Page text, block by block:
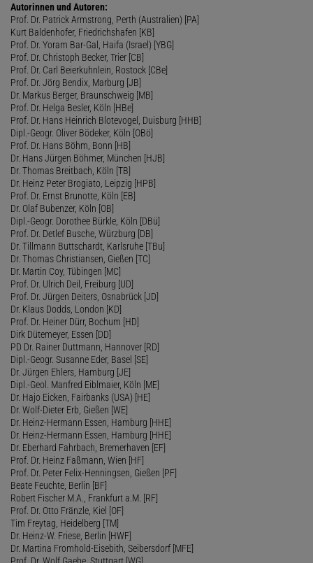
Autorinnen und Autoren:
Prof. Dr. Patrick Armstrong, Perth (Australien) [PA]
Kurt Baldenhofer, Friedrichshafen [KB]
Prof. Dr. Yoram Bar-Gal, Haifa (Israel) [YBG]
Prof. Dr. Christoph Becker, Trier [CB]
Prof. Dr. Carl Beierkuhnlein, Rostock [CBe]
Prof. Dr. Jörg Bendix, Marburg [JB]
Dr. Markus Berger, Braunschweig [MB]
Prof. Dr. Helga Besler, Köln [HBe]
Prof. Dr. Hans Heinrich Blotevogel, Duisburg [HHB]
Dipl.-Geogr. Oliver Bödeker, Köln [OBö]
Prof. Dr. Hans Böhm, Bonn [HB]
Dr. Hans Jürgen Böhmer, München [HJB]
Dr. Thomas Breitbach, Köln [TB]
Dr. Heinz Peter Brogiato, Leipzig [HPB]
Prof. Dr. Ernst Brunotte, Köln [EB]
Dr. Olaf Bubenzer, Köln [OB]
Dipl.-Geogr. Dorothee Bürkle, Köln [DBü]
Prof. Dr. Detlef Busche, Würzburg [DB]
Dr. Tillmann Buttschardt, Karlsruhe [TBu]
Dr. Thomas Christiansen, Gießen [TC]
Dr. Martin Coy, Tübingen [MC]
Prof. Dr. Ulrich Deil, Freiburg [UD]
Prof. Dr. Jürgen Deiters, Osnabrück [JD]
Dr. Klaus Dodds, London [KD]
Prof. Dr. Heiner Dürr, Bochum [HD]
Dirk Dütemeyer, Essen [DD]
PD Dr. Rainer Duttmann, Hannover [RD]
Dipl.-Geogr. Susanne Eder, Basel [SE]
Dr. Jürgen Ehlers, Hamburg [JE]
Dipl.-Geol. Manfred Eiblmaier, Köln [ME]
Dr. Hajo Eicken, Fairbanks (USA) [HE]
Dr. Wolf-Dieter Erb, Gießen [WE]
Dr. Heinz-Hermann Essen, Hamburg [HHE]
Dr. Heinz-Hermann Essen, Hamburg [HHE]
Dr. Eberhard Fahrbach, Bremerhaven [EF]
Prof. Dr. Heinz Faßmann, Wien [HF]
Prof. Dr. Peter Felix-Henningsen, Gießen [PF]
Beate Feuchte, Berlin [BF]
Robert Fischer M.A., Frankfurt a.M. [RF]
Prof. Dr. Otto Fränzle, Kiel [OF]
Tim Freytag, Heidelberg [TM]
Dr. Heinz-W. Friese, Berlin [HWF]
Dr. Martina Fromhold-Eisebith, Seibersdorf [MFE]
Prof. Dr. Wolf Gaebe, Stuttgart [WG]